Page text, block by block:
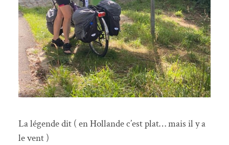
La légende dit ( en Hollande c’est plat… mais il y a
le vent )